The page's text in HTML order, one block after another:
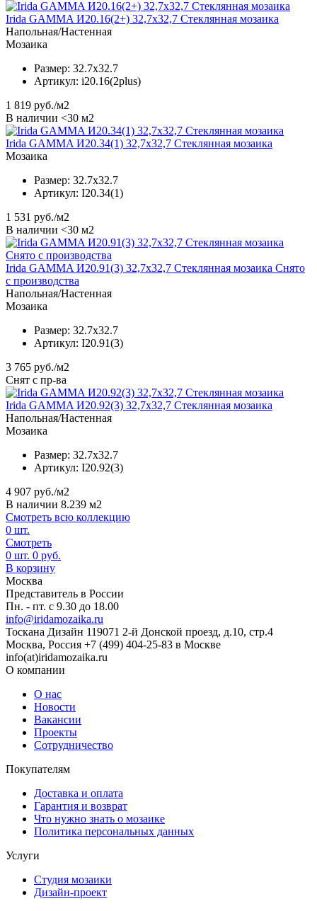
Irida GAMMA И20.16(2+) 32,7x32,7 Стеклянная мозаика
Напольная/Настенная
Мозаика
Размер: 32.7x32.7
Артикул: i20.16(2plus)
1 819 руб./м2
В наличии <30 м2
Irida GAMMA И20.34(1) 32,7x32,7 Стеклянная мозаика
Мозаика
Размер: 32.7x32.7
Артикул: I20.34(1)
1 531 руб./м2
В наличии <30 м2
Irida GAMMA И20.91(3) 32,7x32,7 Стеклянная мозаика Снято
с производства
Напольная/Настенная
Мозаика
Размер: 32.7x32.7
Артикул: I20.91(3)
3 765 руб./м2
Снят с пр-ва
Irida GAMMA И20.92(3) 32,7x32,7 Стеклянная мозаика
Напольная/Настенная
Мозаика
Размер: 32.7x32.7
Артикул: I20.92(3)
4 907 руб./м2
В наличии 8.239 м2
Смотреть всю коллекцию
0 шт.
Смотреть
0 шт. 0 руб.
В корзину
Москва
Представитель в России
Пн. - пт. с 9.30 до 18.00
info@iridamozaika.ru
Тоскана Дизайн 119071 2-й Донской проезд, д.10, стр.4
Москва, Россия +7 (499) 404-25-83 в Москве
info(at)iridamozaika.ru
О компании
О нас
Новости
Вакансии
Проекты
Сотрудничество
Покупателям
Доставка и оплата
Гарантия и возврат
Что нужно знать о мозаике
Политика персональных данных
Услуги
Студия мозаики
Дизайн-проект